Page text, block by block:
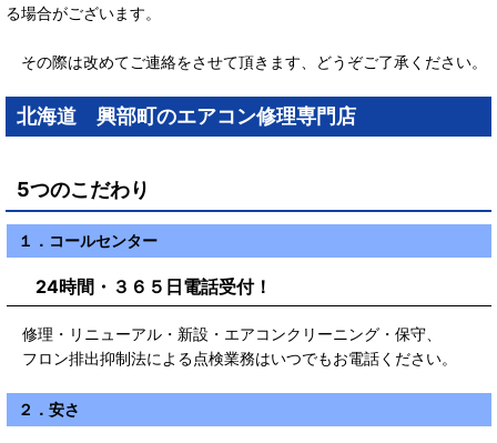
る場合がございます。
その際は改めてご連絡をさせて頂きます、どうぞご了承ください。
北海道 興部町のエアコン修理専門店
5つのこだわり
１．コールセンター
24時間・３６５日電話受付！
修理・リニューアル・新設・エアコンクリーニング・保守、
フロン排出抑制法による点検業務はいつでもお電話ください。
２．安さ